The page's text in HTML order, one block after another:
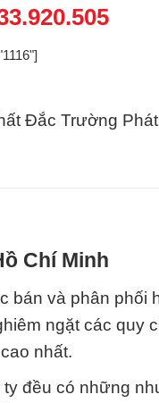
Đắc Trường
Chí Minh
bán và phân phối
ngặt các quy
nhất.
đều có những